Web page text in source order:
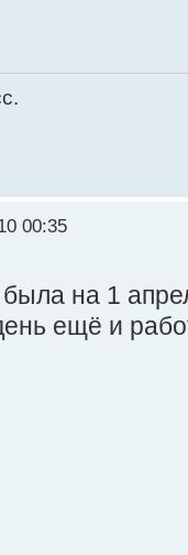
00:35
была на 1
ещё и